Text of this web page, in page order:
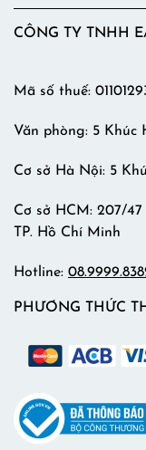
CÔNG TY TNHH
Mã số thuế:
Văn phòng: 5 Khúc
Cơ sở Hà Nội: 5
Cơ sở HCM: 207/
TP. Hồ Chí Minh
Hotline:
PHƯƠNG THỨC